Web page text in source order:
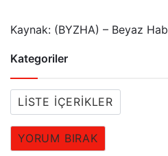
Kaynak: (BYZHA) – Beyaz
Kategoriler
LISTE İÇERIKLER
YORUM BIRAK